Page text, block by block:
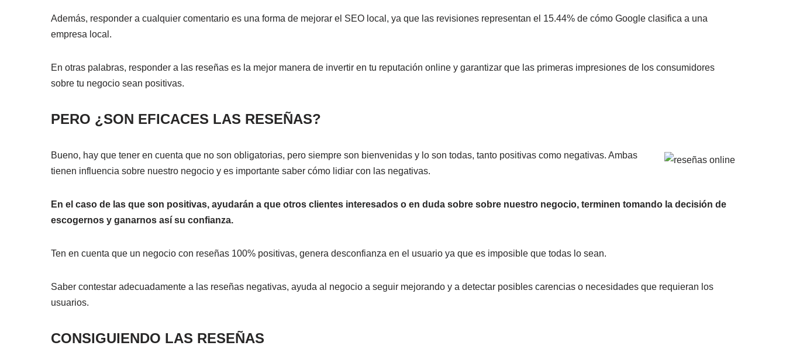
Además, responder a cualquier comentario es una forma de mejorar el SEO local, ya que las revisiones representan el 15.44% de cómo Google clasifica a una
empresa local.
En otras palabras, responder a las reseñas es la mejor manera de invertir en tu reputación online y garantizar que las primeras impresiones de los consumidores
sobre tu negocio sean positivas.
PERO ¿SON EFICACES LAS RESEÑAS?
Bueno, hay que tener en cuenta que no son obligatorias, pero siempre son bienvenidas y lo son todas, tanto positivas como negativas. Ambas
tienen influencia sobre nuestro negocio y es importante saber cómo lidiar con las negativas.
En el caso de las que son positivas, ayudarán a que otros clientes interesados o en duda sobre sobre nuestro negocio, terminen tomando la decisión de
escogernos y ganarnos así su confianza.
Ten en cuenta que un negocio con reseñas 100% positivas, genera desconfianza en el usuario ya que es imposible que todas lo sean.
Saber contestar adecuadamente a las reseñas negativas, ayuda al negocio a seguir mejorando y a detectar posibles carencias o necesidades que requieran los
usuarios.
CONSIGUIENDO LAS RESEÑAS